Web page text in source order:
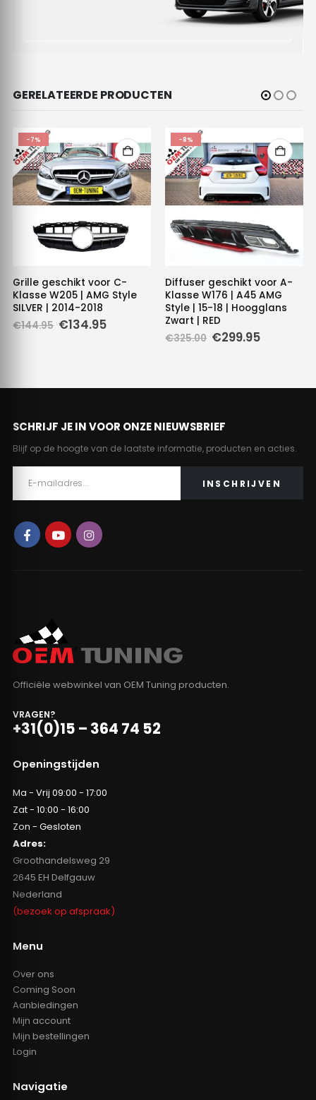
GERELATEERDE PRODUCTEN
-7%
Grille geschikt voor C-
Klasse W205 | AMG Style
SILVER | 2014-2018
€144.95 Oorspronkelijke
€134.95Huidige
-8%
Diffuser geschikt voor A-
Klasse W176 | A45 AMG
Style | 15-18 | Hoogglans
Zwart | RED
€325.00 Oorspronkelijke
€299.95Huidige
SCHRIJF JE IN VOOR ONZE NIEUWSBRIEF
Blijf op de hoogte van de laatste informatie, producten en acties.
Officiële webwinkel van OEM Tuning producten.
VRAGEN?
+31(0)15 – 364 74 52
Openingstijden
Ma - Vrij 09:00 - 17:00
Zat - 10:00 - 16:00
Zon - Gesloten
Adres:
Groothandelsweg 29
2645 EH Delfgauw
Nederland
(bezoek op afspraak)
Menu
Over ons
Coming Soon
Aanbiedingen
Mijn account
Mijn bestellingen
Login
Navigatie